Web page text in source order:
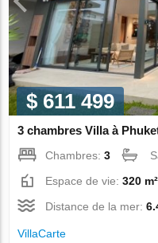
$ 611 499
3 chambres Villa à
Chambres:3
Espace de vie:320 m²
Distance de la mer:
VillaСarte